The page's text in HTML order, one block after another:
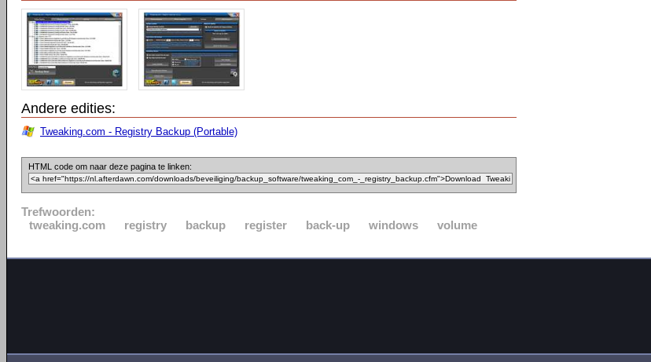
Andere edities:
Tweaking.com - Registry Backup (Portable)
HTML code om naar deze pagina te linken:
Trefwoorden:
tweaking.com
registry backup register back-up windows volume